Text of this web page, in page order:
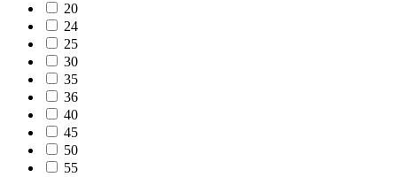
20
24
25
30
35
36
40
45
50
55